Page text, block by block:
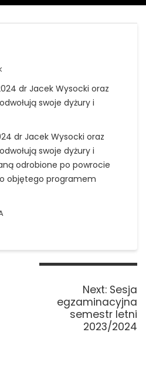
dr Jacek Wysocki oraz
swoje dyżury i
dr Jacek Wysocki oraz
swoje dyżury i
odrobione po powrocie
objętego programem
Next: Next
post:
Sesja
egzaminacyjna
semestr letni
2023/2024